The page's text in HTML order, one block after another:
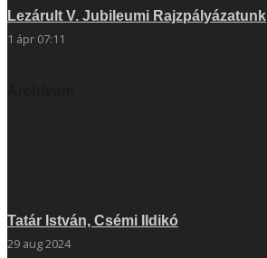
Lezárult V. Jubileumi Rajzpályázatunk
1 ápr 07:11
Tatár István, Csémi Ildikó
29 aug 2024